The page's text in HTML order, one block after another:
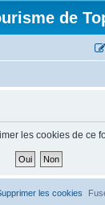
de
les cookies de ce
les cookies